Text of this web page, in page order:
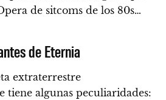
de sitcoms de los 80s…
de Eternia
extraterrestre
tiene algunas peculiaridades: